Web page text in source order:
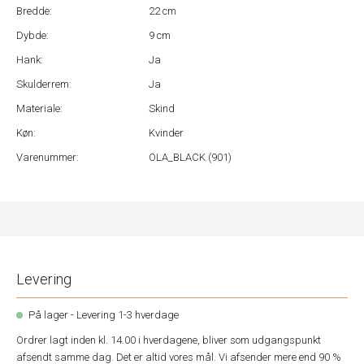
Bredde:
22 cm
Dybde:
9 cm
Hank:
Ja
Skulderrem:
Ja
Materiale:
Skind
Køn:
Kvinder
Varenummer:
OLA_BLACK (901)
Levering
På lager - Levering 1-3 hverdage
Ordrer lagt inden kl. 14.00 i hverdagene, bliver som udgangspunkt
afsendt samme dag. Det er altid vores mål. Vi afsender mere end 90 %